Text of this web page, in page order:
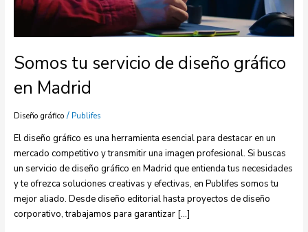
Somos tu servicio de diseño gráfico
en Madrid
Diseño gráfico/ Publifes
El diseño gráfico es una herramienta esencial para destacar en un
mercado competitivo y transmitir una imagen profesional. Si buscas
un servicio de diseño gráfico en Madrid que entienda tus necesidades
y te ofrezca soluciones creativas y efectivas, en Publifes somos tu
mejor aliado. Desde diseño editorial hasta proyectos de diseño
corporativo, trabajamos para garantizar […]